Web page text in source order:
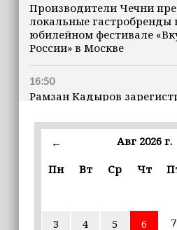
Производители Чечни
локальные гастробренды
юбилейном фестивале
России» в Москве
16:50
Рамзан Кадыров
16:47
землетрясения,
16:12
← Авг 2026 г.
Пн
Вт Ср Чт
3
4 5 6 7